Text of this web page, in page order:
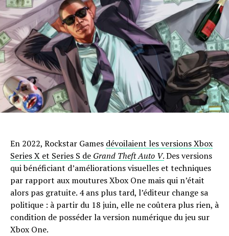
En 2022, Rockstar Games dévoilaient les versions Xbox
Series X et Series S de Grand Theft Auto V.Des versions
qui bénéficiant d’améliorations visuelles et techniques
par rapport aux moutures Xbox One mais qui n’était
alors pas gratuite. 4 ans plus tard, l’éditeur change sa
politique : à partir du 18 juin, elle ne coûtera plus rien, à
condition de posséder la version numérique du jeu sur
Xbox One.